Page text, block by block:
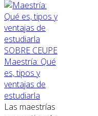
SOBRE CEUPE
Maestría: Qué
es, tipos y
ventajas de
estudiarla
Las maestrías